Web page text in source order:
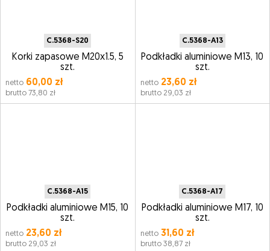
C.5368-S20
Korki zapasowe M20x1.5, 5
szt.
netto 60,00 zł
brutto 73,80 zł
C.5368-A13
Podkładki aluminiowe M13, 10
szt.
netto23,60 zł
brutto 29,03 zł
C.5368-A15
Podkładki aluminiowe M15, 10
szt.
netto 23,60 zł
brutto 29,03 zł
C.5368-A17
Podkładki aluminiowe M17, 10
szt.
netto31,60 zł
brutto 38,87 zł